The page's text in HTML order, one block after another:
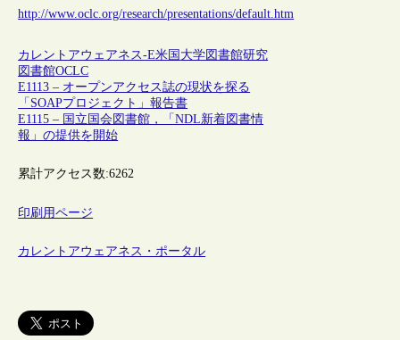
http://www.oclc.org/research/presentations/default.htm
カレントアウェアネス-E米国 大学図書館研究
図書館OCLC
E1113 – オープンアクセス誌の現状を探る
「SOAPプロジェクト」報告書
E1115 – 国立国会図書館，「NDL新着図書情
報」の提供を開始
累計アクセス数:6262
印刷用ページ
カレントアウェアネス・ポータル